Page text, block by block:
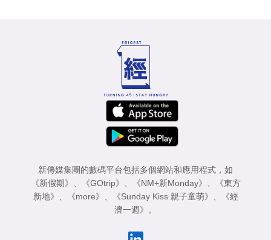
新傳媒集團的數碼平台包括多個網站和應用程式，如
《新假期》
《GOtrip》 《NM+新Monday》
《東方
新地》
《more》 《Sunday Kiss 親子童萌》
《經
濟一週》
。